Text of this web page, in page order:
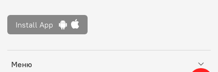
Меню
Install App